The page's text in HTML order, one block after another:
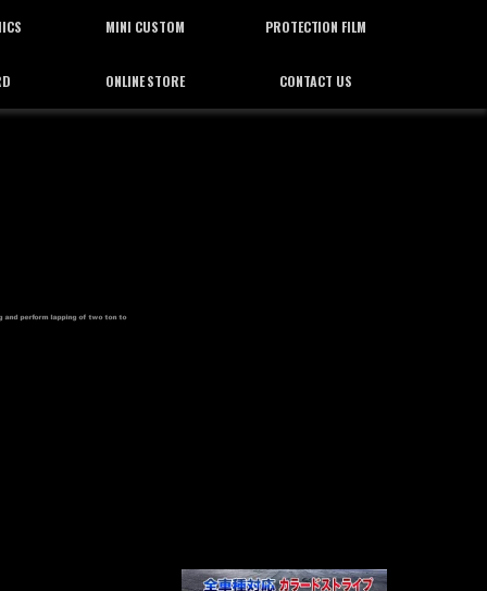
クス
MINI CUSTOM
ミニカスタム
PROTECTION FILM
プロテクション フィルム
ONLINE STORE CONTACT US